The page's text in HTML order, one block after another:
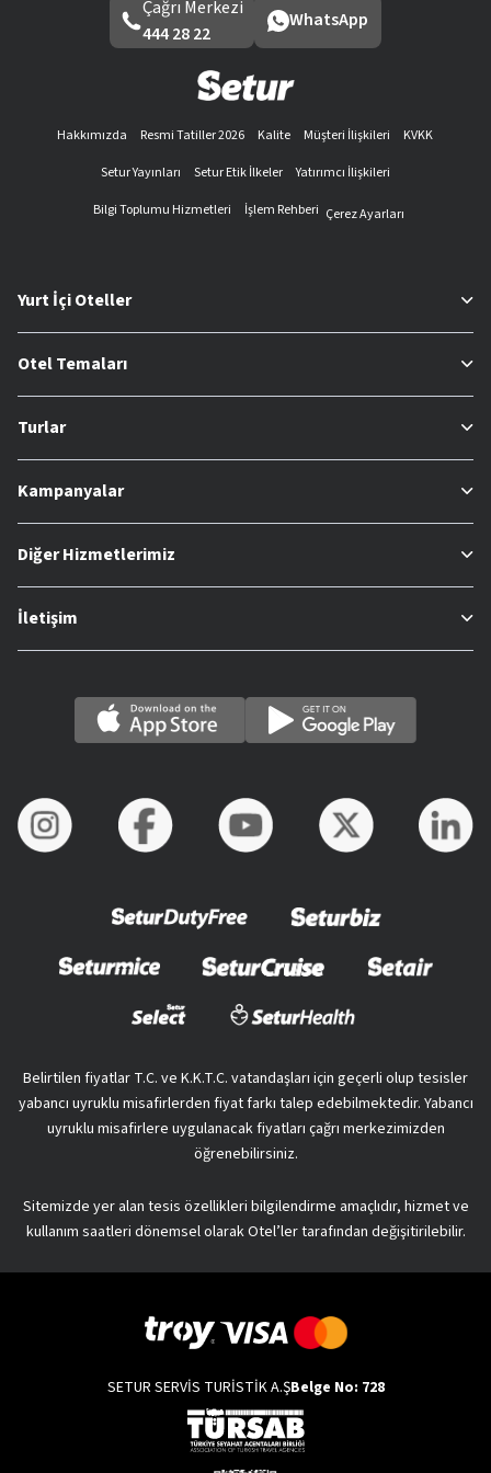
Çağrı Merkezi
444 28 22
WhatsApp
Hakkımızda Resmi Tatiller 2026 Kalite Müşteri İlişkileri
KVKK
Setur Yayınları
Setur Etik İlkeler
Yatırımcı İlişkileri
Bilgi Toplumu Hizmetleri
İşlem Rehberi Çerez Ayarları
Yurt İçi Oteller
Otel Temaları
Turlar
Kampanyalar
Diğer Hizmetlerimiz
İletişim
Belirtilen fiyatlar T.C. ve K.K.T.C. vatandaşları için geçerli olup tesisler
yabancı uyruklu misafirlerden fiyat farkı talep edebilmektedir. Yabancı
uyruklu misafirlere uygulanacak fiyatları çağrı merkezimizden
öğrenebilirsiniz.
Sitemizde yer alan tesis özellikleri bilgilendirme amaçlıdır, hizmet ve
kullanım saatleri dönemsel olarak Otel’ler tarafından değişitirilebilir.
SETUR SERVİS TURİSTİK A.ŞBelge No: 728